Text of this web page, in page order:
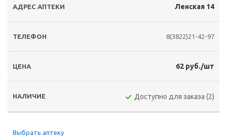
Ленская 14
8(3822)21-42-97
62 руб./шт
Доступно для заказа (2)
Выбрать аптеку